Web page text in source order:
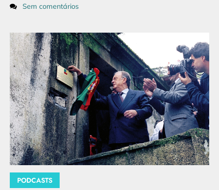
Sem comentários
PODCASTS